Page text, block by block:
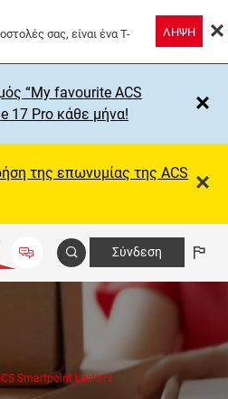
σας, είναι ένα T-
ΛΗΨΗ
“My favourite ACS
17 Pro κάθε μήνα!
της επωνυμίας της ΑCS
Σύνδεση
Smartpoint Lockers